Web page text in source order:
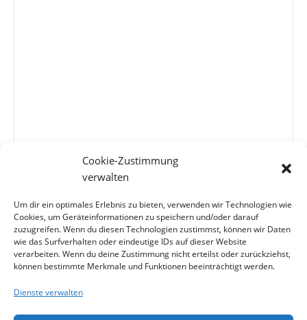
Cookie-Zustimmung
verwalten
Um dir ein optimales Erlebnis zu bieten, verwenden wir Technologien wie
Cookies, um Geräteinformationen zu speichern und/oder darauf
zuzugreifen. Wenn du diesen Technologien zustimmst, können wir Daten
wie das Surfverhalten oder eindeutige IDs auf dieser Website
verarbeiten. Wenn du deine Zustimmung nicht erteilst oder zurückziehst,
können bestimmte Merkmale und Funktionen beeinträchtigt werden.
Dienste verwalten
*Pflichtfeld - Bitte beachten Sie unsere
Datenschutzerklärung
1+1=?